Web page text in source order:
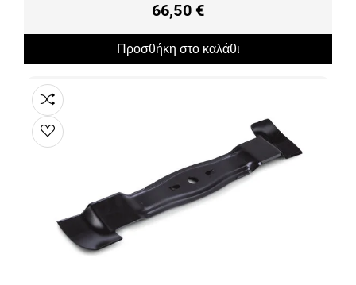
66,50 €
Προσθήκη στο καλάθι